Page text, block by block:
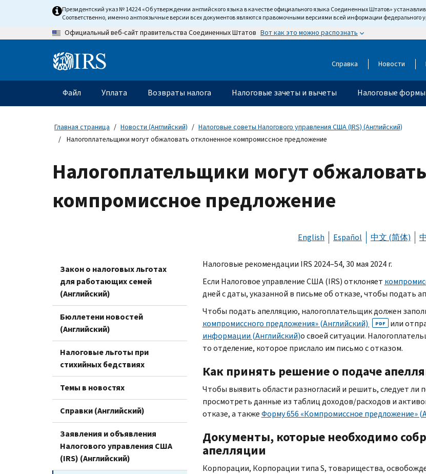
content
Президентский указ № 14224 «Об утверждении английского языка в качестве официального языка Соединенных Штатов»
Соответственно, именно англоязычные версии всех документов являются правомочными версиями всей информации федерального
Официальный веб-сайт правительства Соединенных Штатов Вот как это можно распознать
Information Справка Новости
Главное
меню
Файл Уплата Возвраты налога Налоговые зачеты и вычеты Налоговые формы
Главная страница Новости (Английский)
Налоговые советы Налогового управления США (IRS) (Английский)
Налогоплательщики могут обжаловать отклоненное компромиссное предложение
Налогоплательщики могут
компромиссное предложение
English Español 中文 (简体)
Закон о налоговых льготах
для работающих семей
(Английский)
Бюллетени новостей
(Английский)
Налоговые льготы при
стихийных бедствиях
Темы в новостях
Справки (Английский)
Заявления и объявления
Налогового управления США
(IRS) (Английский)
Налоговые рекомендации IRS 2024–54, 30 мая 2024 г.
Если Налоговое управление США (IRS) отклоняет
дней с даты, указанной в письме об отказе, чтобы подать
Чтобы подать апелляцию, налогоплательщик должен
компромиссного предложения» (Английский)
PDF или
информации (Английский)о своей ситуации.
то отделение, которое прислало им письмо с отказом.
Как принять решение о подаче
Чтобы выявить области разногласий и решить, следует ли
просмотреть данные из таблиц доходов/расходов и
отказе, а такжеФорму 656 «Компромиссное предложение»
Документы, которые необходимо
апелляции
Корпорации, Корпорации типаS, товарищества,